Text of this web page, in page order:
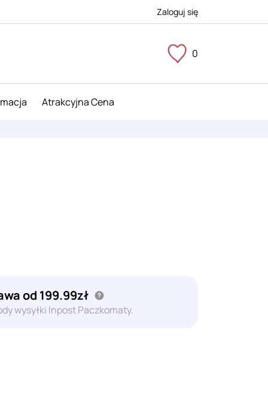
Zaloguj się
0
Atrakcyjna Cena
od 199.99zł
wysyłki Inpost Paczkomaty.